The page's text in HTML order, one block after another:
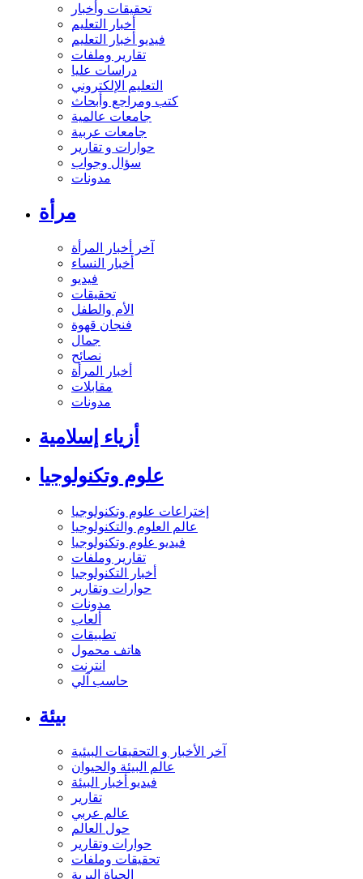
تحقيقات وأخبار
أخبار التعليم
فيديو أخبار التعليم
تقارير وملفات
دراسات عليا
التعليم الإلكتروني
كتب ومراجع وأبحاث
جامعات عالمية
جامعات عربية
حوارات و تقارير
سؤال وجواب
مدونات
مرأة
آخر أخبار المرأة
أخبار النساء
فيديو
تحقيقات
الأم والطفل
فنجان قهوة
جمال
نصائح
أخبار المرأة
مقابلات
مدونات
أزياء إسلامية
علوم وتكنولوجيا
إختراعات علوم وتكنولوجيا
عالم العلوم والتكنولوجيا
فيديو علوم وتكنولوجيا
تقارير وملفات
أخبار التكنولوجيا
حوارات وتقارير
مدونات
ألعاب
تطبيقات
هاتف محمول
انترنت
حاسب آلي
بيئة
آخر الأخبار و التحقيقات البيئية
عالم البيئة والحيوان
فيديو أخبار البيئة
تقارير
عالم عربي
حول العالم
حوارات وتقارير
تحقيقات وملفات
الحياة البرية